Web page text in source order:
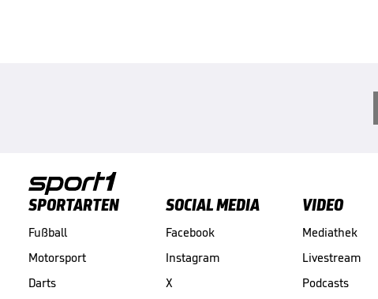
SPORTARTEN
Fußball
Motorsport
Darts
SOCIAL MEDIA
Facebook
Instagram
X
VIDEO
Mediathek
Livestream
Podcasts